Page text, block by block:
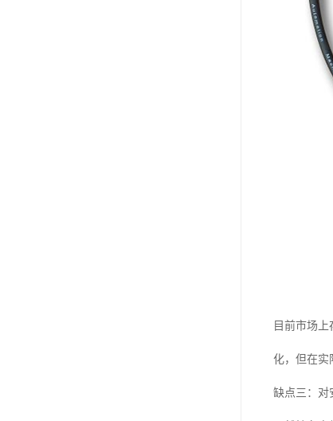
目前市场
化，但在实
缺点三：对